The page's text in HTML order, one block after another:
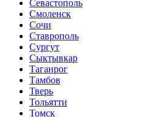
Севастополь
Смоленск
Сочи
Ставрополь
Сургут
Сыктывкар
Таганрог
Тамбов
Тверь
Тольятти
Томск